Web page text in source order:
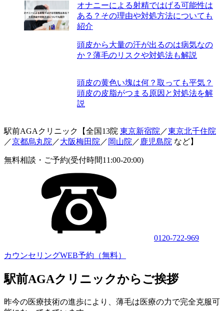
オナニーによる射精ではげる可能性は
ある？その理由や対処方法についても
紹介
頭皮から大量の汗が出るのは病気なの
か？薄毛のリスクや対処法も解説
頭皮の黄色い塊は何？取っても平気？
頭皮の皮脂がつまる原因と対処法を解
説
駅前AGAクリニック【全国13院 東京新宿院 ／東京北千住院
／京都烏丸院 ／大阪梅田院 ／ 岡山院 ／ 鹿児島院 など】
無料相談・ご予約(受付時間11:00-20:00)
0120-722-969
カウンセリングWEB予約（無料）
駅前AGAクリニックからご挨拶
昨今の医療技術の進歩により、薄毛は医療の力で完全克服可